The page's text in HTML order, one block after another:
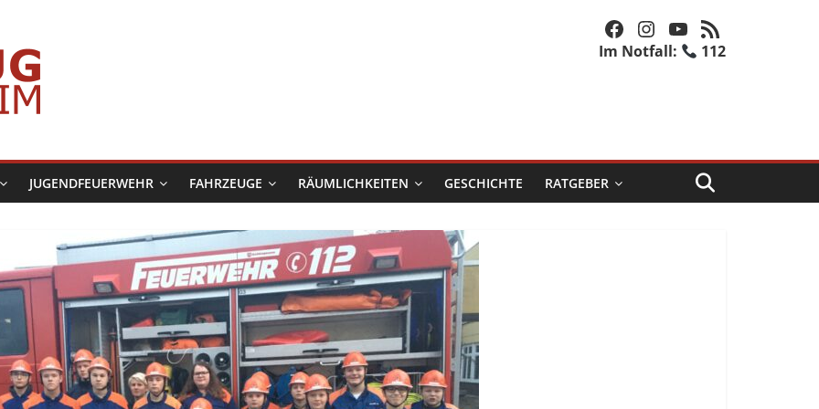
Facebook Instagram YouTube RSS-Feed
Im Notfall: 112
JUGENDFEUERWEHR FAHRZEUGE RÄUMLICHKEITEN GESCHICHTE RATGEBER